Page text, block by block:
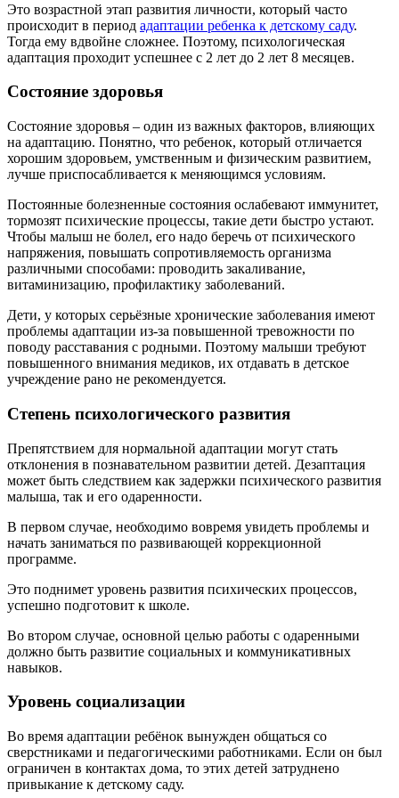
Это возрастной этап развития личности, который часто
происходит в период адаптации ребенка к детскому саду.
Тогда ему вдвойне сложнее. Поэтому, психологическая
адаптация проходит успешнее с 2 лет до 2 лет 8 месяцев.
Состояние здоровья
Состояние здоровья – один из важных факторов, влияющих
на адаптацию. Понятно, что ребенок, который отличается
хорошим здоровьем, умственным и физическим развитием,
лучше приспосабливается к меняющимся условиям.
Постоянные болезненные состояния ослабевают иммунитет,
тормозят психические процессы, такие дети быстро устают.
Чтобы малыш не болел, его надо беречь от психического
напряжения, повышать сопротивляемость организма
различными способами: проводить закаливание,
витаминизацию, профилактику заболеваний.
Дети, у которых серьёзные хронические заболевания имеют
проблемы адаптации из-за повышенной тревожности по
поводу расставания с родными. Поэтому малыши требуют
повышенного внимания медиков, их отдавать в детское
учреждение рано не рекомендуется.
Степень психологического развития
Препятствием для нормальной адаптации могут стать
отклонения в познавательном развитии детей. Дезаптация
может быть следствием как задержки психического развития
малыша, так и его одаренности.
В первом случае, необходимо вовремя увидеть проблемы и
начать заниматься по развивающей коррекционной
программе.
Это поднимет уровень развития психических процессов,
успешно подготовит к школе.
Во втором случае, основной целью работы с одаренными
должно быть развитие социальных и коммуникативных
навыков.
Уровень социализации
Во время адаптации ребёнок вынужден общаться со
сверстниками и педагогическими работниками. Если он был
ограничен в контактах дома, то этих детей затруднено
привыкание к детскому саду.